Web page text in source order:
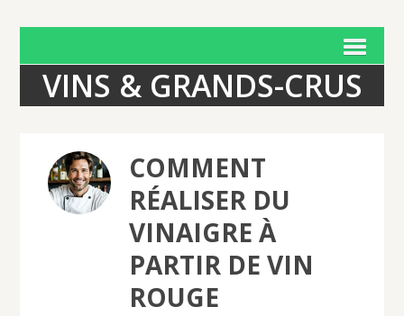
VINS & GRANDS-CRUS
COMMENT
RÉALISER DU
VINAIGRE À
PARTIR DE VIN
ROUGE